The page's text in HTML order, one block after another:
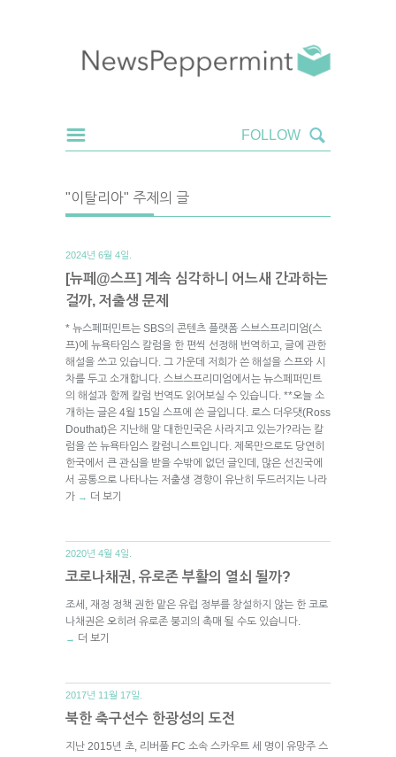
"이탈리아" 주제의 글
2024년 6월 4일.
[뉴페@스프] 계속 심각하니 어느새 간과하는
걸까, 저출생 문제
* 뉴스페퍼민트는 SBS의 콘텐츠 플랫폼 스브스프리미엄(스
프)에 뉴욕타임스 칼럼을 한 편씩 선정해 번역하고, 글에 관한
해설을 쓰고 있습니다. 그 가운데 저희가 쓴 해설을 스프와 시
차를 두고 소개합니다. 스브스프리미엄에서는 뉴스페퍼민트
의 해설과 함께 칼럼 번역도 읽어보실 수 있습니다. **오늘 소
개하는 글은 4월 15일 스프에 쓴 글입니다. 로스 더우댓(Ross
Douthat)은 지난해 말 대한민국은 사라지고 있는가?라는 칼
럼을 쓴 뉴욕타임스 칼럼니스트입니다. 제목만으로도 당연히
한국에서 큰 관심을 받을 수밖에 없던 글인데, 많은 선진국에
서 공통으로 나타나는 저출생 경향이 유난히 두드러지는 나라
가 → 더 보기
2020년 4월 4일.
코로나채권, 유로존 부활의 열쇠 될까?
조세, 재정 정책 권한 맡은 유럽 정부를 창설하지 않는 한 코로
나채권은 오히려 유로존 붕괴의 촉매 될 수도 있습니다.
→ 더 보기
2017년 11월 17일.
북한 축구선수 한광성의 도전
지난 2015년 초, 리버풀 FC 소속 스카우트 세 명이 유망주 스